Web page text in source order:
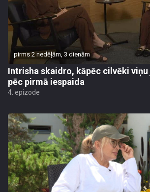
pirms 2 nedēļām, 3 dienām
Intrisha skaidro, kāpēc cilvēki
pēc pirmā iespaida
4. epizode